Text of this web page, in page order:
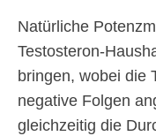
Natürliche
Testosteron-
bringen, wobei die
negative Folgen
gleichzeitig die